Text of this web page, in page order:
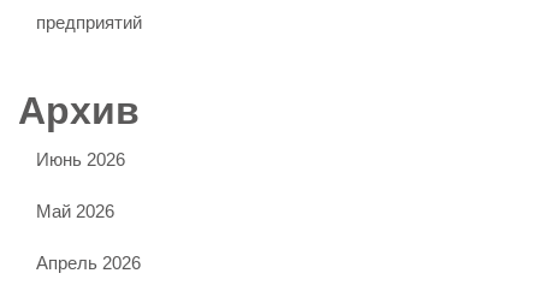
предприятий
Архив
Июнь 2026
Май 2026
Апрель 2026